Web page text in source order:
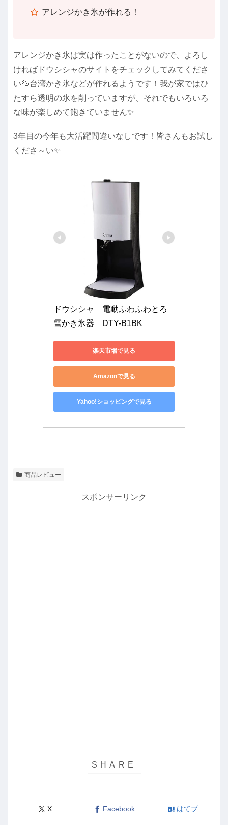
アレンジかき氷が作れる！
アレンジかき氷は実は作ったことがないので、よろし
ければドウシシャのサイトをチェックしてみてくださ
い💦台湾かき氷などが作れるようです！我が家ではひ
たすら透明の氷を削っていますが、それでもいろいろ
な味が楽しめて飽きていません✨
3年目の今年も大活躍間違いなしです！皆さんもお試し
くださ～い✨
ドウシシャ　電動ふわふわとろ
雪かき氷器　DTY-B1BK
楽天市場で見る
Amazonで見る
Yahoo!ショッピングで見る
商品レビュー
スポンサーリンク
X Facebook はてブ